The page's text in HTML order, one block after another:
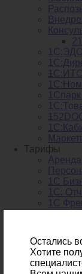
1С:ЭДО
1С:ИТС
1Спарк
Тарифы
1С
1С:
1C
Остались
Хотите